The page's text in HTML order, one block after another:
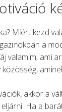
Miért kezd
a
valamim, ami
közösség,
akkor a
Ha a